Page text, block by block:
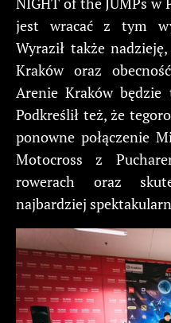
jest wracać z tym
Wyraził także
Kraków oraz
Arenie Kraków będzie
Podkreślił też, że
ponowne połączenie
Motocross z
rowerach oraz
najbardziej